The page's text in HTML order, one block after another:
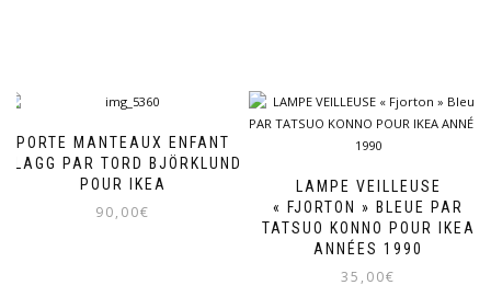
PORTE MANTEAUX ENFANT
PLAGG PAR TORD BJÖRKLUND
POUR IKEA
90,00€
LAMPE VEILLEUSE
« FJORTON » BLEUE PAR
TATSUO KONNO POUR IKEA
ANNÉES 1990
35,00€